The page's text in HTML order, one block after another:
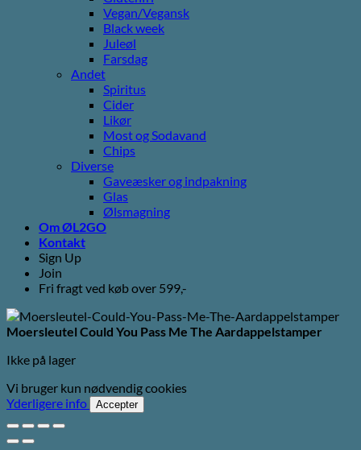
Vegan/Vegansk
Black week
Juleøl
Farsdag
Andet
Spiritus
Cider
Likør
Most og Sodavand
Chips
Diverse
Gaveæsker og indpakning
Glas
Ølsmagning
Om ØL2GO
Kontakt
Sign Up
Join
Fri fragt ved køb over 599,-
Moersleutel Could You Pass Me The Aardappelstamper
Ikke på lager
Vi bruger kun nødvendig cookies
Yderligere info
Accepter